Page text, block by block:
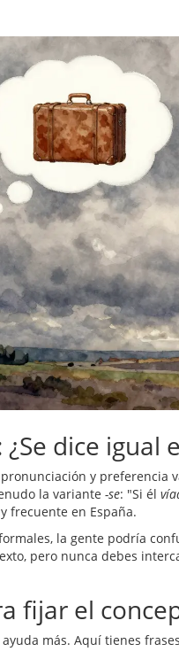
dice igual
y preferencia
la variante -se: "Si él
frecuente en España.
la gente podría
pero nunca debes
fijar el
más. Aquí tienes